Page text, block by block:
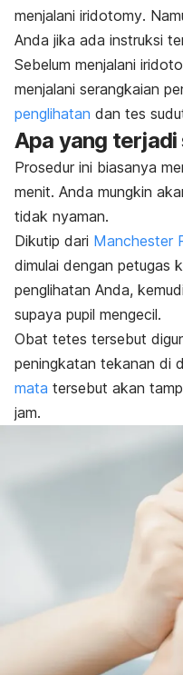
menjalani iridotomy.
Anda jika ada instruksi
Sebelum menjalani
menjalani serangkaian
penglihatan dan tes
Apa yang
Prosedur ini biasanya
menit. Anda mungkin
tidak nyaman.
Dikutip dari Manchester
dimulai dengan petugas
penglihatan Anda,
supaya pupil mengecil.
Obat tetes tersebut
peningkatan tekanan di
mata tersebut akan
jam.